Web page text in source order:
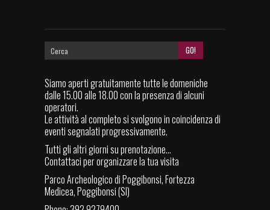
Siamo aperti gratuitamente tutte le domeniche
dalle 15.00 alle 18.00 con la presenza di alcuni
operatori.
Le attività al completo si svolgono in coincidenza di
eventi segnalati progressivamente.
Tutti gli altri giorni su prenotazione...
Contattaci per organizzare la tua visita
Parco Archeologico di Poggibonsi, Fortezza
Medicea, Poggibonsi (SI)